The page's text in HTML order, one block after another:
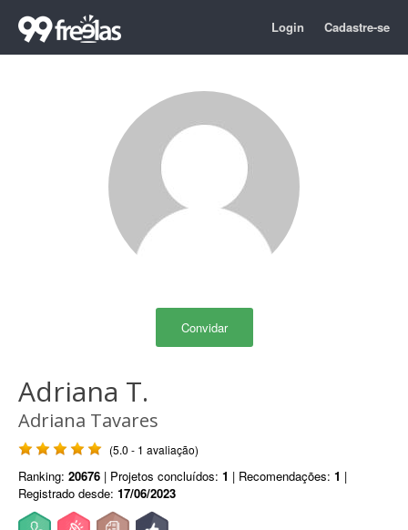
Login Cadastre-se
Convidar
Adriana T.
Adriana Tavares
(5.0 - 1 avaliação)
Ranking: 20676 | Projetos concluídos: 1 | Recomendações: 1 |
Registrado desde: 17/06/2023